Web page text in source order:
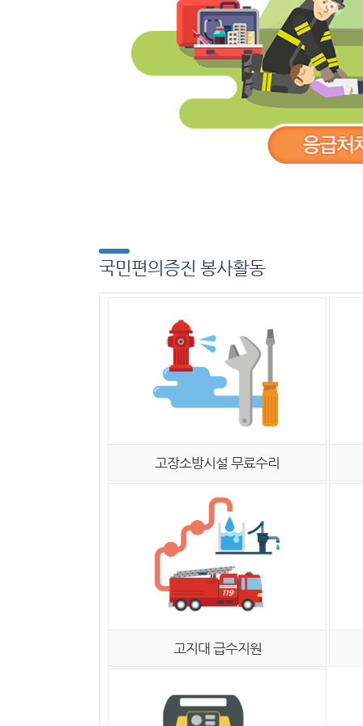
국민편의증진 봉사활동
고장소방시설 무료수리
고지대 급수지원